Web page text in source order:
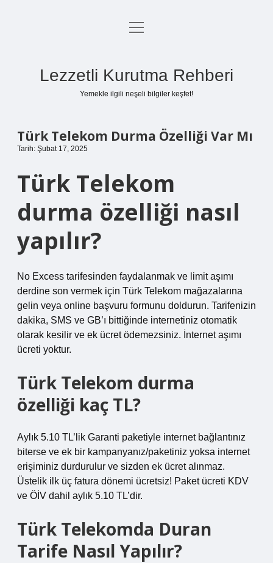
Anasayfa
menüyü
Lezzetli Kurutma Rehberi
Yemekle ilgili neşeli bilgiler keşfet!
Türk Telekom Durma Özelliği Var Mı
Tarih: Şubat 17, 2025
Türk Telekom
durma özelliği nasıl
yapılır?
No Excess tarifesinden faydalanmak ve limit aşımı
derdine son vermek için Türk Telekom mağazalarına
gelin veya online başvuru formunu doldurun. Tarifenizin
dakika, SMS ve GB’ı bittiğinde internetiniz otomatik
olarak kesilir ve ek ücret ödemezsiniz. İnternet aşımı
ücreti yoktur.
Türk Telekom durma
özelliği kaç TL?
Aylık 5.10 TL’lik Garanti paketiyle internet bağlantınız
biterse ve ek bir kampanyanız/paketiniz yoksa internet
erişiminiz durdurulur ve sizden ek ücret alınmaz.
Üstelik ilk üç fatura dönemi ücretsiz! Paket ücreti KDV
ve ÖİV dahil aylık 5.10 TL’dir.
Türk Telekomda Duran
Tarife Nasıl Yapılır?